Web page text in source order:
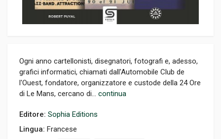
Ogni anno cartellonisti, disegnatori, fotografi e, adesso,
grafici informatici, chiamati dall'Automobile Club de
l'Ouest, fondatore, organizzatore e custode della 24 Ore
di Le Mans, cercano di... continua
Editore: Sophia Editions
Lingua: Francese